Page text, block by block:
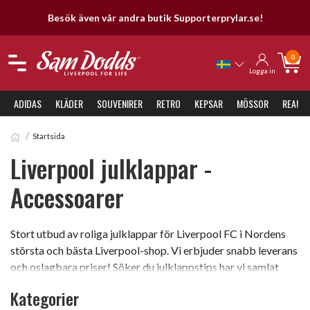
Besök även vår andra butik Supporterprylar.se!
Logga in
0
ADIDAS KLÄDER SOUVENIRER RETRO KEPSAR MÖSSOR REA!
Startsida
Liverpool julklappar -
Accessoarer
Stort utbud av roliga julklappar för Liverpool FC i Nordens
största och bästa Liverpool-shop. Vi erbjuder snabb leverans
och oslagbara priser! Söker du julklappstips har vi samlat
uppskattade av Liverpool-supportern. Känslan av att få ett
Kategorier